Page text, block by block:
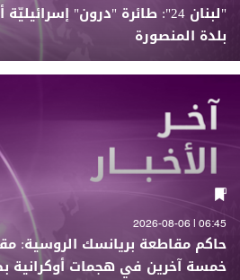
"لبنان 24": طائرة "درون"
بلدة المنصورة
06:45 | 2026-08-06
حاكم مقاطعة بريانسك الروسية:
خمسة آخرين في هجمات أوكرانية